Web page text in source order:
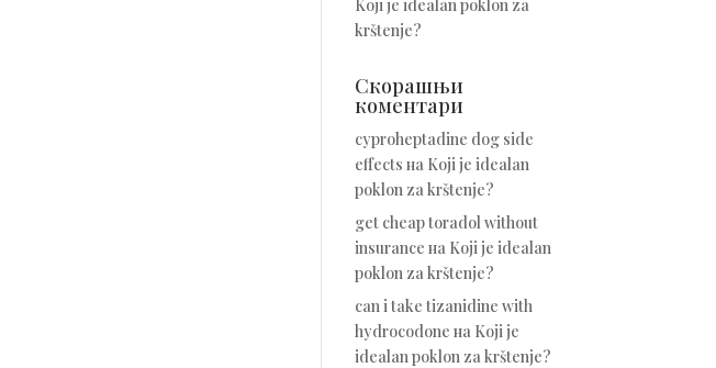
Koji je idealan poklon za
krštenje?
Скорашњи
коментари
cyproheptadine dog side
effects на Koji je idealan
poklon za krštenje?
get cheap toradol without
insurance на Koji je idealan
poklon za krštenje?
can i take tizanidine with
hydrocodone на Koji je
idealan poklon za krštenje?